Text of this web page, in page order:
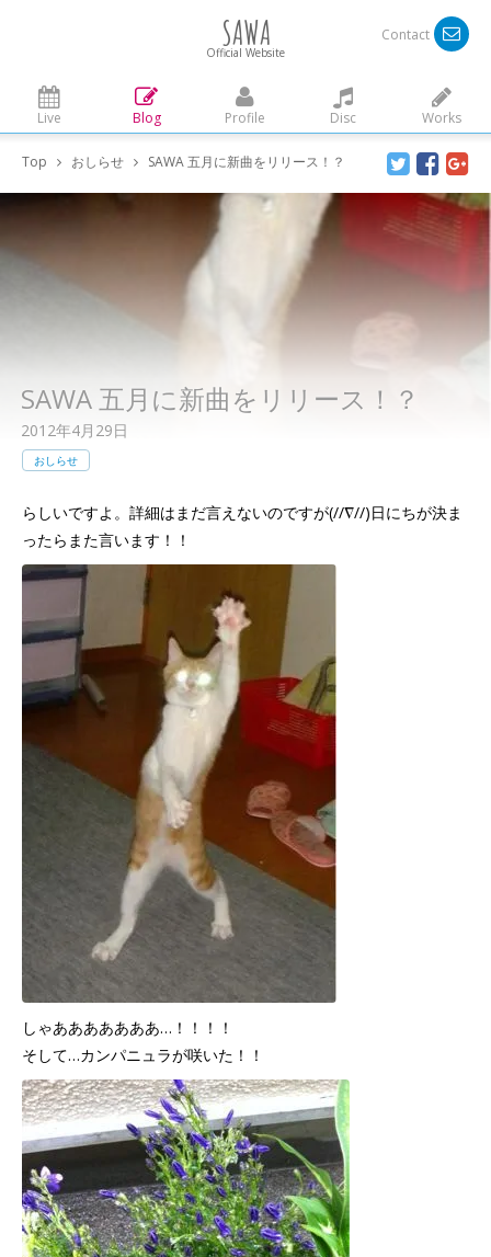
Contact
SAWA
Official Website
Live Blog Profile Disc Works
Top おしらせ SAWA 五月に新曲をリリース！？
SAWA 五月に新曲をリリース！？
2012年4月29日
おしらせ
らしいですよ。詳細はまだ言えないのですが(//∇//)日にちが決ま
ったらまた言います！！
しゃあああああああ…！！！！
そして…カンパニュラが咲いた！！